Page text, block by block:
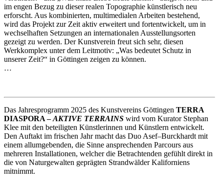
im engen Bezug zu dieser realen Topographie künstlerisch neu
erforscht. Aus kombinierten, multimedialen Arbeiten bestehend,
wird das Projekt zur Zeit aktiv erweitert und fortentwickelt, um in
wechselhaften Setzungen an internationalen Ausstellungsorten
gezeigt zu werden. Der Kunstverein freut sich sehr, diesen
Werkkomplex unter dem Leitmotiv: „Was bedeutet Schutz in
unserer Zeit?“ in Göttingen zeigen zu können.
…
Das Jahresprogramm 2025 des Kunstvereins Göttingen TERRA
DIASPORA –AKTIVE TERRAINS wird vom Kurator Stephan
Klee mit den beteiligten Künstlerinnen und Künstlern entwickelt.
Den Auftakt im frischen Jahr macht das Duo Asef–Burckhardt mit
einem allumgebenden, die Sinne ansprechenden Parcours aus
mehreren Installationen, welcher die Betrachtenden gefühlt direkt in
die von Naturgewalten geprägten Strandwälder Kaliforniens
mitnimmt.